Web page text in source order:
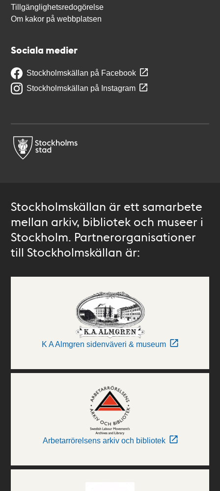
Tillgänglighetsredogörelse
Om kakor på webbplatsen
Sociala medier
Stockholmskällan på Facebook
Stockholmskällan på Instagram
Stockholmskällan är ett samarbete
mellan arkiv, bibliotek och museer i
Stockholm. Partnerorganisationer
till Stockholmskällan är:
K A Almgren sidenväveri & museum
Arbetarrörelsens arkiv och bibliotek